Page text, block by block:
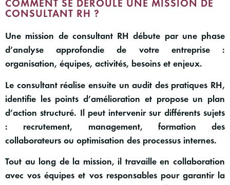
COMMENT SE DÉROULE UNE MISSION DE
CONSULTANT RH ?
Une mission de consultant RH débute par une phase
d’analyse approfondie de votre entreprise :
organisation, équipes, activités, besoins et enjeux.
Le consultant réalise ensuite un audit des pratiques RH,
identifie les points d’amélioration et propose un plan
d’action structuré. Il peut intervenir sur différents sujets
: recrutement, management, formation des
collaborateurs ou optimisation des processus internes.
Tout au long de la mission, il travaille en collaboration
avec voséquipes et vos responsables pour garantir la